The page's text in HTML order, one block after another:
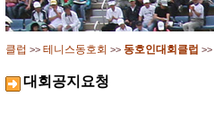
클럽 >> 테니스동호회 >> 동호인대회클럽 >>
대회공지요청